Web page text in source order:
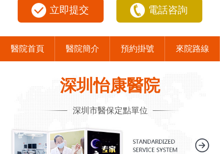
立即提交 電話咨詢
醫院首頁 醫院簡介 預約掛號 來院路線
深圳怡康醫院
深圳市醫保定點單位